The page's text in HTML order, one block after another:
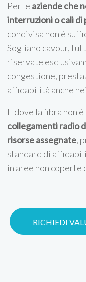
Per le aziende che
interruzioni o cali di
condivisa non è
Sogliano cavour,
riservate
congestione,
affidabilità anche
E dove la fibra non
collegamenti radio
risorse assegnate,
standard di
in aree non
RICHIEDI